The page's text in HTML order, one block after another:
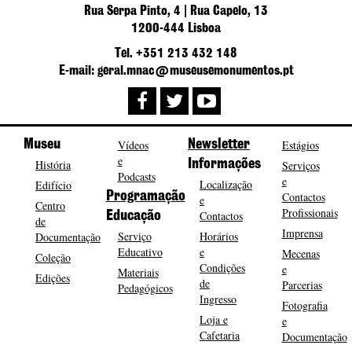
Rua Serpa Pinto, 4 | Rua Capelo, 13
1200-444 Lisboa
Tel. +351 213 432 148
E-mail: geral.mnac@museusemonumentos.pt
Museu
História
Edifício
Centro
de
Documentação
Coleção
Edições
Vídeos
e
Podcasts
Programação
Educação
Serviço
Educativo
Materiais
Pedagógicos
Newsletter
Informações
Localização
e
Contactos
Horários
e
Condições
de
Ingresso
Loja e
Cafetaria
Estágios
Serviços
e
Contactos
Profissionais
Imprensa
Mecenas
e
Parcerias
Fotografia
e
Documentação